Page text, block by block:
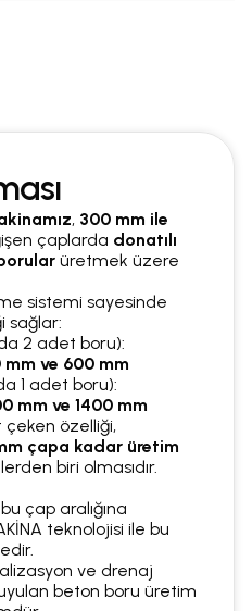
, 300 mm ile
çaplarda donatılı
üretmek üzere
sistemi sayesinde
sağlar:
2 adet boru):
ve 600 mm
1 adet boru):
mm ve 1400 mm
özelliği,
çapa kadar üretim
biri olmasıdır.
çap aralığına
teknolojisi ile bu
ve drenaj
beton boru üretim